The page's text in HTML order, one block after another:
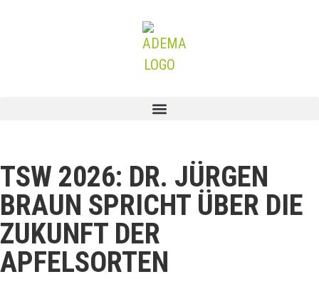
TSW 2026: DR. JÜRGEN
BRAUN SPRICHT ÜBER DIE
ZUKUNFT DER
APFELSORTEN